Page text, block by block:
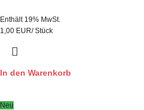
Enthält 19% MwSt.
1,00 EUR/ Stück
In den Warenkorb
Neu